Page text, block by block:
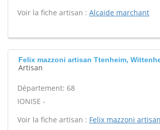
Voir la fiche artisan : Alcaide marchant
Felix mazzoni artisan Ttenheim,
Artisan
Département: 68
IONISE -
Voir la fiche artisan : Felix mazzoni artisan